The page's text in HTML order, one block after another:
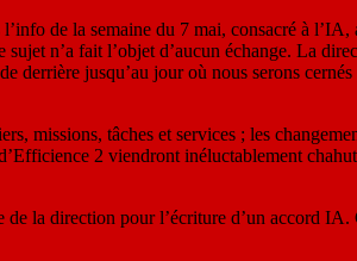
de la semaine du 7 mai, consacré à l’IA,
n’a fait l’objet d’aucun échange. La
derrière jusqu’au jour où nous serons cernés
missions, tâches et services ; les
2 viendront inéluctablement
la direction pour l’écriture d’un accord IA.